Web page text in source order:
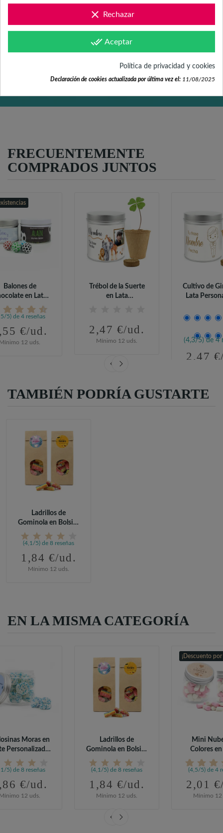
Mándanos tus dudas a
hola@fabricadelasuerte.es
documentación
FRECUENTEMENTE
COMPRADOS JUNTOS
Balones de
en Lata
para...
5) de 4 reseñas
€/ud.
12 uds.
Trébol de la Suerte
en Lata
2,47 €/ud.
Mínimo 12 uds.
Cultivo de
Lata
(4,3/5) de 4
2,47
TAMBIÉN PODRÍA GUSTARTE
Ladrillos de
Gominola en Bolsita
Kraft...
(4,1/5) de 8 reseñas
1,84 €/ud.
Mínimo 12 uds.
EN LA MISMA CATEGORÍA
Moras en
Personalizado
para...
5) de 8 reseñas
€/ud.
12 uds.
Ladrillos de
Gominola en Bolsita
Kraft...
(4,1/5) de 8 reseñas
1,84 €/ud.
Mínimo 12 uds.
¡Descuento
Mini
Colores
(4,5/5) de 4
2,01
Mínimo 12
clear Rechazar
done_all Aceptar
Política de privacidad y cookies
Declaración de cookies actualizada por última vez el: 11/08/2025